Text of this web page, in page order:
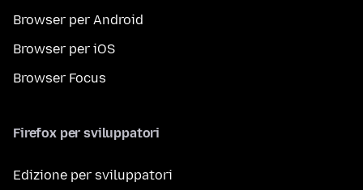
Browser per Android
Browser per iOS
Browser Focus
Firefox per sviluppatori
Edizione per sviluppatori